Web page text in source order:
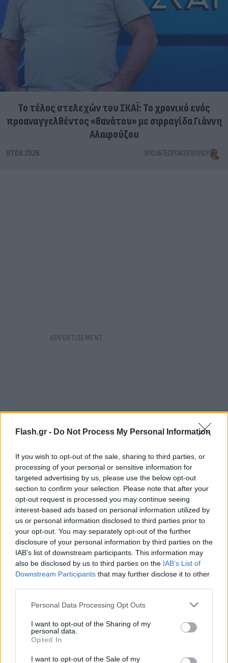
Flash.gr - Do Not Process My Personal Information
If you wish to opt-out of the sale, sharing to third parties, or
processing of your personal or sensitive information for
targeted advertising by us, please use the below opt-out
section to confirm your selection. Please note that after your
opt-out request is processed you may continue seeing
interest-based ads based on personal information utilized by
us or personal information disclosed to third parties prior to
your opt-out. You may separately opt-out of the further
disclosure of your personal information by third parties on the
IAB’s list of downstream participants. This information may
also be disclosed by us to third parties on the IAB’s List of
Downstream Participants that may further disclose it to other
Please note that this website/app uses one or more Google
not limited to your visit or usage behaviour. You may click to
grant or deny consent to Google and its third-party tags to
use your data for below specified purposes in below Google
consent section.
Personal Data Processing Opt Outs
I want to opt-out of the Sharing of my
personal data.
Opted In
I want to opt-out of the Sale of my
Το τέλος στελεχών του ΣΚΑΪ: Το χρονικό ενός
προαναγγελθέντος «θανάτου» με σφραγίδα Γιάννη
Αλαφούζου
07.08.2026 ΧΡΊΣΛΑ ΓΕΩΡΓΑΚΟΠΟΎΛΟΥ
FLASH FOCUS